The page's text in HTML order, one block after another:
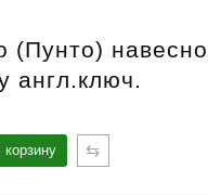
(Пунто)
англ.ключ.
корзину ⇆